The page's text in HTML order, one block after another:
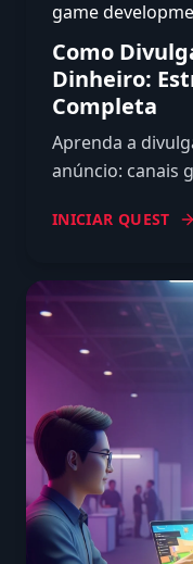
game
Como
Dinheiro:
Completa
Aprenda a
anúncio: canais
que funciona.
INICIAR QUEST